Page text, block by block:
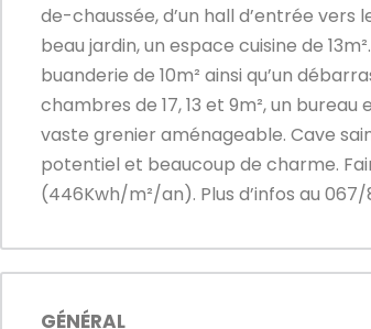
de-chaussée, d’un hall d’entrée vers
beau jardin, un espace cuisine de
buanderie de 10m² ainsi qu’un
chambres de 17, 13 et 9m², un
vaste grenier aménageable. Cave
potentiel et beaucoup de charme.
(446Kwh/m²/an). Plus d’infos au 067/
GÉNÉRAL